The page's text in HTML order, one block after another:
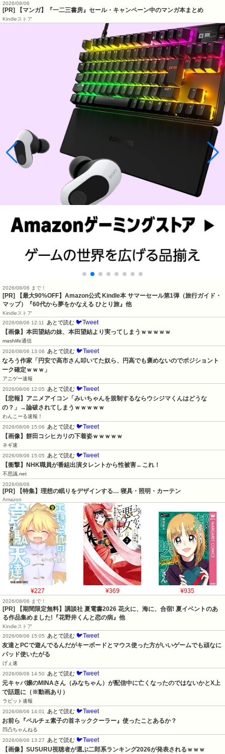
2026/08/06
[PR] 【マンガ】『一二三書房』セール・キャンペーン中のマンガ本まとめ
Kindleストア
2026/08/06 まで！
[PR]
【最大90%OFF】Amazon公式 Kindle本 サマーセール第1弾（旅行ガイド・
マップ）『60代から夢をかなえる ひとり旅』他
Kindleストア
2026/08/06 12:11
あとで読む 🐦Tweet
【画像】本田望結の妹、本田望結より実ってしまうｗｗｗｗｗ
mashlife通信
2026/08/06 13:06
あとで読む 🐦Tweet
なろう作家「円安で高市さん叩いてた奴ら、円高でも褒めないのでポジショント
ーク確定ｗｗｗ」
アニゲー速報
2026/08/06 12:05
あとで読む 🐦Tweet
【悲報】アニメアイコン「みいちゃんを規制するならウシジマくんはどうな
の？」→論破されてしまうｗｗｗｗｗ
わんこーる速報！
2026/08/06 15:06
あとで読む 🐦Tweet
【画像】餅田コシヒカリの下着姿ｗｗｗｗｗ
ネギ速
2026/08/06 15:05
あとで読む 🐦Tweet
【衝撃】NHK職員が番組出演タレントから性被害←これ！
不思議.net
2026/08/06
[PR] 【特集】理想の眠りをデザインする… 寝具・照明・カーテン
Amazon
¥227 ¥369 ¥935
2026/08/06 まで！
[PR] 【期間限定無料】講談社 夏電書2026 花火に、海に、合宿! 夏イベントのあ
る作品集めました!『花野井くんと恋の病』他
Kindleストア
2026/08/06 15:05
あとで読む 🐦Tweet
友達とPCで遊んでるんだがキーボードとマウス使った方がいいゲームでも頑なに
パッド使いたがる
げぇ速
2026/08/06 14:50
あとで読む 🐦Tweet
元キャバ嬢のMINAさん（みなちゃん）が配信中に亡くなったのではないかとX上
で話題に（※動画あり）
ラビット速報
2026/08/06 14:01
あとで読む 🐦Tweet
お前ら『ペルチェ素子の首ネッククーラー』使ったことあるか？
凹凸ちゃんねる
2026/08/06 13:27
あとで読む 🐦Tweet
【画像】SUSURU視聴者が選ぶ二郎系ランキング2026が発表されるｗｗｗ